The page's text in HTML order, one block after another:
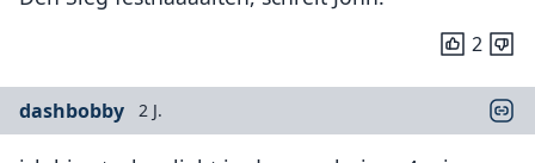
2
dashbobby 2 J.